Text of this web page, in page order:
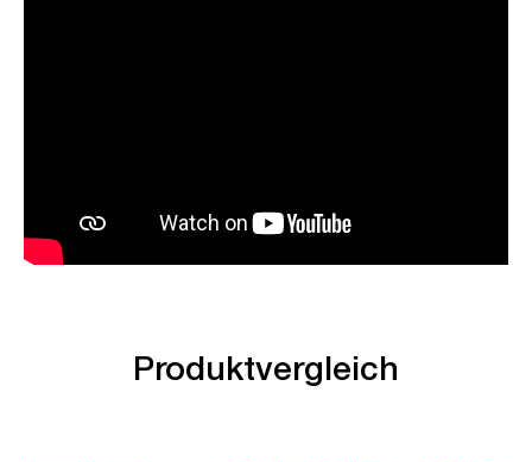
Produktvergleich